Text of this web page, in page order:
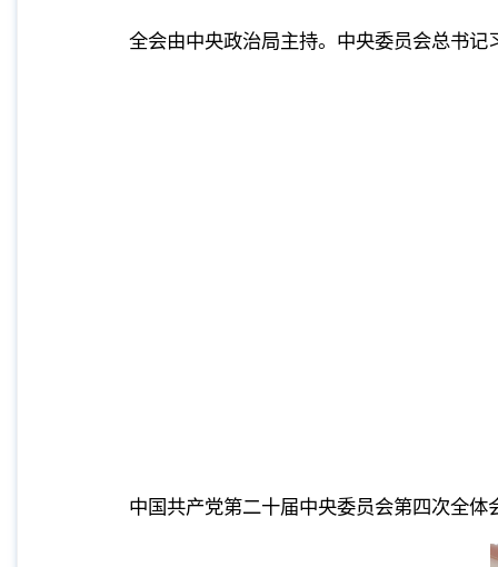
全会由中央政治局主持。中央委员会总书记
中国共产党第二十届中央委员会第四次全